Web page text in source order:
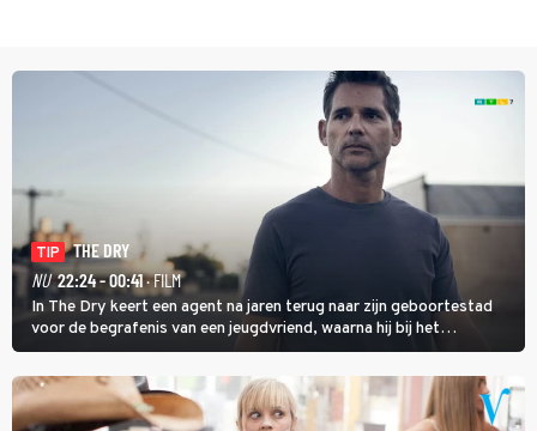
TIP
THE DRY
NU 22:24 - 00:41· FILM
In The Dry keert een agent na jaren terug naar zijn geboortestad
voor de begrafenis van een jeugdvriend, waarna hij bij het
onderzoeken van diens dood een verband begint te vermoeden
met een oude zaak.